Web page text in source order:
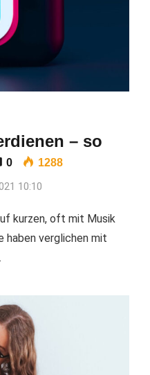
– so
0 1288
10:10
kurzen, oft mit Musik
haben verglichen mit